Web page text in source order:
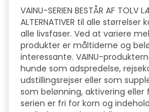
VAINU-SERIEN BESTÅR AF TOLV
ALTERNATIVER til alle
alle livsfaser. Ved at variere
produkter er måltiderne og
interessante. VAINU-
hunde som adspredelse,
udstillingsrejser eller som
som belønning, aktivering eller
serien er fri for korn og